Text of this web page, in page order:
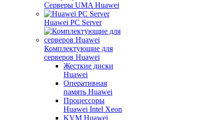
Серверы UMA Huawei
Huawei PC Server
Комплектующие для
серверов Huawei
Жесткие диски
Huawei
Оперативная
память Huawei
Процессоры
Huawei Intel Xeon
KVM Huawei